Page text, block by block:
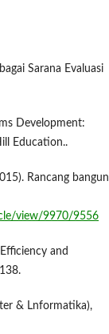
Sarana Evaluasi
Development:
Education..
Rancang bangun
view/9970/9556
and
& Lnformatika),